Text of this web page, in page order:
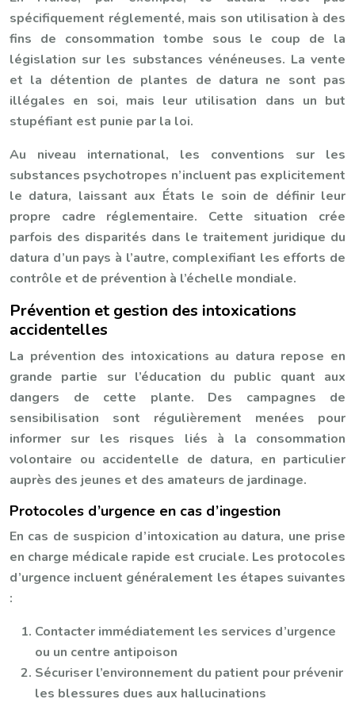
spécifiquement réglementé, mais son utilisation à des
fins de consommation tombe sous le coup de la
législation sur les substances vénéneuses. La vente
et la détention de plantes de datura ne sont pas
illégales en soi, mais leur utilisation dans un but
stupéfiant est punie par la loi.
Au niveau international, les conventions sur les
substances psychotropes n’incluent pas explicitement
le datura, laissant aux États le soin de définir leur
propre cadre réglementaire. Cette situation crée
parfois des disparités dans le traitement juridique du
datura d’un pays à l’autre, complexifiant les efforts de
contrôle et de prévention à l’échelle mondiale.
Prévention et gestion des intoxications
accidentelles
La prévention des intoxications au datura repose en
grande partie sur l’éducation du public quant aux
dangers de cette plante. Des campagnes de
sensibilisation sont régulièrement menées pour
informer sur les risques liés à la consommation
volontaire ou accidentelle de datura, en particulier
auprès des jeunes et des amateurs de jardinage.
Protocoles d’urgence en cas d’ingestion
En cas de suspicion d’intoxication au datura, une prise
en charge médicale rapide est cruciale. Les protocoles
d’urgence incluent généralement les étapes suivantes
:
Contacter immédiatement les services d’urgence
ou un centre antipoison
Sécuriser l’environnement du patient pour prévenir
les blessures dues aux hallucinations